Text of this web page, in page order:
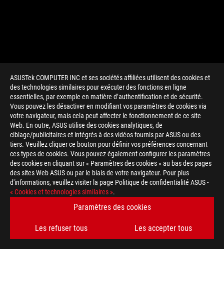
ASUSTek COMPUTER INC et ses sociétés affiliées utilisent des cookies et
des technologies similaires pour exécuter des fonctions en ligne
essentielles, par exemple en matière d’authentification et de sécurité.
Vous pouvez les désactiver en modifiant vos paramètres de cookies via
votre navigateur, mais cela peut affecter le fonctionnement de ce site
Web. En outre, ASUS utilise des cookies analytiques, de
ciblage/publicitaires et intégrés à des vidéos fournis par ASUS ou des
tiers. Veuillez cliquer ce bouton pour définir vos préférences concernant
ces types de cookies. Vous pouvez également configurer les paramètres
des cookies en cliquant sur « Paramètres des cookies » au bas des pages
des sites Web ASUS ou par le biais de votre navigateur. Pour plus
d'informations, veuillez visiter la page Politique de confidentialité ASUS -
« Cookies et technologies similaires ».
Paramètres des cookies
Les refuser tous Les accepter tous
> GAMING 240HZ
OBTENEZ LES DERNIÈRES OFFRES ET PLUS ENCORE